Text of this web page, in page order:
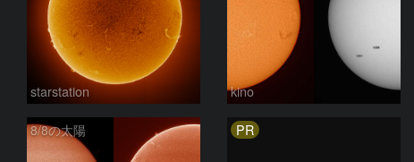
starstation kino
8/8の太陽 PR